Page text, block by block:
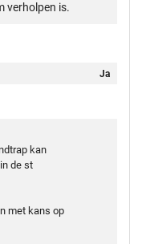
verholpen is.
Ja
kan
de st
met kans op